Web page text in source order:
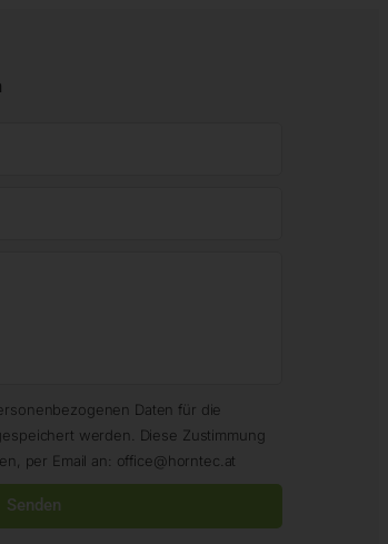
Daten für die
werden. Diese Zustimmung
per Email an: office@horntec.at
Senden